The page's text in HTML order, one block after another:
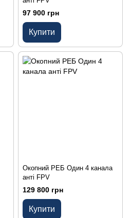
97 900 грн
Купити
Окопний РЕБ Один 4 канала
анті FPV
129 800 грн
Купити